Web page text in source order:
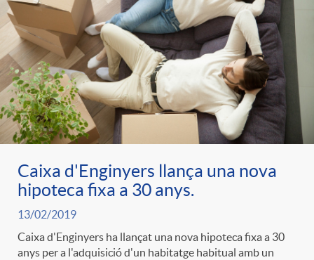
Caixa d'Enginyers llança una nova
hipoteca fixa a 30 anys.
13/02/2019
Caixa d'Enginyers ha llançat una nova hipoteca fixa a 30
anys per a l'adquisició d'un habitatge habitual amb un